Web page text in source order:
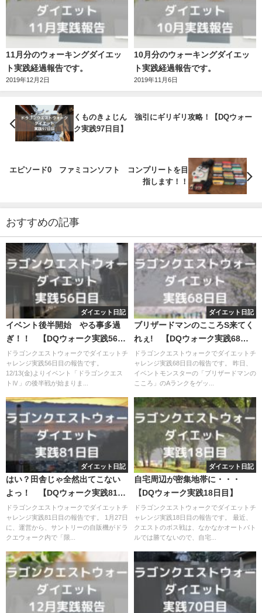
11月分のウォーキングダイエッ
ト実践経過報告です。
2019年12月2日
10月分のウォーキングダイエッ
ト実践経過報告です。
2019年11月6日
くものきょじん 強引にギリギリ攻略！【DQウォー
ク実践97日目】
エピソード0 ファミコンソフト コンプリートを目
指します！！
おすすめの記事
ダイエット日記
イベント後半開始 やる事多過
ぎ！！ 【DQウォーク実践56日
目】
ドラゴンクエストウォークでダイエットチ
ャレンジ実践56日目の報告です。
12/13(金)よりイベント「ドラゴンクエス
トⅣ」の後半戦が始まりま...
ダイエット日記
ブリザードマンのこころS来てく
れぇ! 【DQウォーク実践68日
目】
ドラゴンクエストウォークでダイエットチ
ャレンジ実践68日目の報告です。 昨日、
イベントモンスターの「ブリザードマンの
こころ」のAランクをゲッ...
ダイエット日記
はい？田舎じゃ全然出てこない
よっ！ 【DQウォーク実践81日
目】
ドラゴンクエストウォークでダイエットチ
ャレンジ実践81日目の報告です。 1月27日
に、運営から、サントリーの自販機がドラ
クエウォーク内で「限...
ダイエット日記
自宅周辺が密集地帯に・・・
【DQウォーク実践18日目】
ドラゴンクエストウォークでダイエットチ
ャレンジ実践18日目の報告です。 最近、
クエストのボス戦は、なかなかオートバト
ルでは勝てないので、自宅...